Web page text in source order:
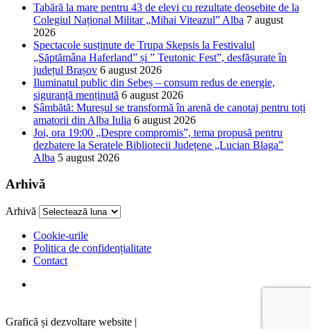
Tabără la mare pentru 43 de elevi cu rezultate deosebite de la
Colegiul Național Militar „Mihai Viteazul” Alba 7 august
2026
Spectacole susținute de Trupa Skepsis la Festivalul
„Săptămâna Haferland” și ” Teutonic Fest”, desfășurate în
județul Brașov 6 august 2026
Iluminatul public din Sebeș – consum redus de energie,
siguranță menținută 6 august 2026
Sâmbătă: Mureșul se transformă în arenă de canotaj pentru toți
amatorii din Alba Iulia 6 august 2026
Joi, ora 19:00 „Despre compromis”, tema propusă pentru
dezbatere la Seratele Bibliotecii Județene „Lucian Blaga”
Alba 5 august 2026
Arhivă
Arhivă
Cookie-urile
Politica de confidențialitate
Contact
Graficã și dezvoltare website |